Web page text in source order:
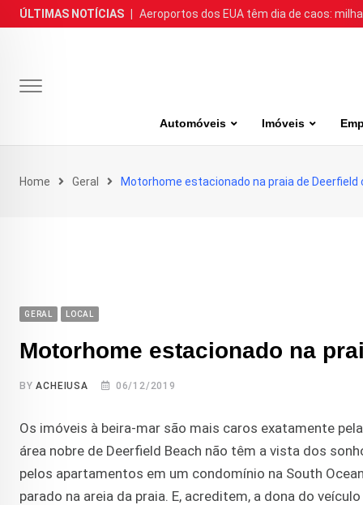
Skip
to
ÚLTIMAS NOTÍCIAS Aeroportos dos EUA têm dia de caos:
Automóveis Imóveis
Home Geral Motorhome estacionado na praia de Deerfield
GERAL LOCAL
Motorhome estacionado na
BYACHEIUSA 06/12/2019
Os imóveis à beira-mar são mais caros exatamente
área nobre de Deerfield Beach não têm a vista dos
pelos apartamentos em um condomínio na South
parado na areia da praia. E, acreditem, a dona do